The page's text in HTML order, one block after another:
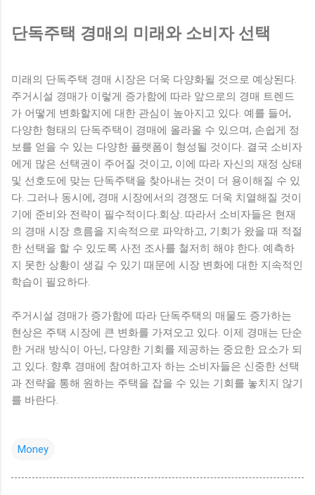
단독주택 경매의 미래와 소비자 선택
미래의 단독주택 경매 시장은 더욱 다양화될 것으로 예상된다.
주거시설 경매가 이렇게 증가함에 따라 앞으로의 경매 트렌드
가 어떻게 변화할지에 대한 관심이 높아지고 있다. 예를 들어,
다양한 형태의 단독주택이 경매에 올라올 수 있으며, 손쉽게 정
보를 얻을 수 있는 다양한 플랫폼이 형성될 것이다. 결국 소비자
에게 많은 선택권이 주어질 것이고, 이에 따라 자신의 재정 상태
및 선호도에 맞는 단독주택을 찾아내는 것이 더 용이해질 수 있
다. 그러나 동시에, 경매 시장에서의 경쟁도 더욱 치열해질 것이
기에 준비와 전략이 필수적이다.회상. 따라서 소비자들은 현재
의 경매 시장 흐름을 지속적으로 파악하고, 기회가 왔을 때 적절
한 선택을 할 수 있도록 사전 조사를 철저히 해야 한다. 예측하
지 못한 상황이 생길 수 있기 때문에 시장 변화에 대한 지속적인
학습이 필요하다.
주거시설 경매가 증가함에 따라 단독주택의 매물도 증가하는
현상은 주택 시장에 큰 변화를 가져오고 있다. 이제 경매는 단순
한 거래 방식이 아닌, 다양한 기회를 제공하는 중요한 요소가 되
고 있다. 향후 경매에 참여하고자 하는 소비자들은 신중한 선택
과 전략을 통해 원하는 주택을 잡을 수 있는 기회를 놓치지 않기
를 바란다.
Money